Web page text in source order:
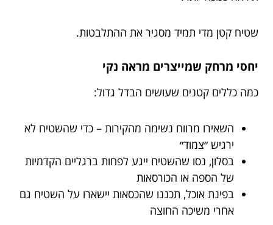
שטיח קטן מדי תמיד מסגיר את ההתלבטות.
יחסי מרחק שמייצרים מראה נקי
כמה כללים קטנים שעושים הבדל גדול:
השאירו מרווח נשימה מהקירות – כדי שהשטיח לא
ירגיש ״צמוד״
בסלון, נסו שהשטיח ייגע לפחות ברגליים הקדמיות
של הספה או הכורסאות
בפינת אוכל, תכננו שהכסאות יישארו על השטיח גם
אחרי משיכה החוצה